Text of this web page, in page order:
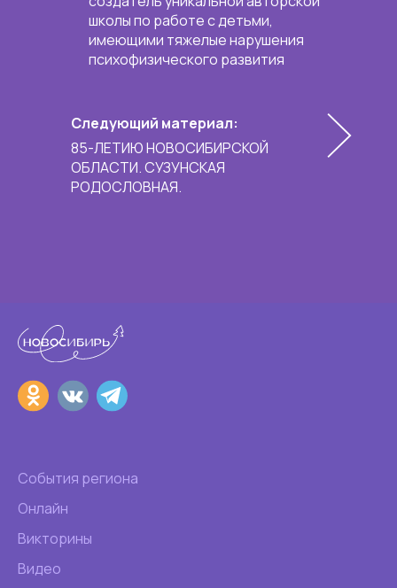
школы по работе с детьми,
имеющими тяжелые нарушения
психофизического развития
Следующий материал:
85-ЛЕТИЮ НОВОСИБИРСКОЙ
ОБЛАСТИ. СУЗУНСКАЯ
РОДОСЛОВНАЯ.
События региона
Онлайн
Викторины
Видео